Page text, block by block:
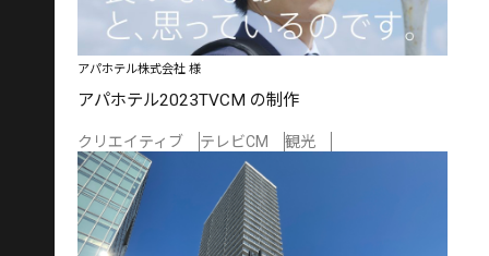
アパホテル株式会社 様
アパホテル2023TVCM の制作
クリエイティブ テレビCM 観光